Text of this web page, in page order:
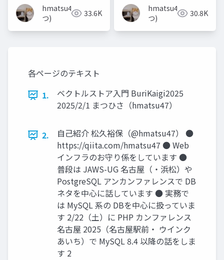
hmatsu47(ま
つ)
33.6K
hmatsu47(ま
つ)
30.8K
各ページのテキスト
1.
ベクトルストア入門 BuriKaigi2025
2025/2/1 まつひさ（hmatsu47）
2.
自己紹介 松久裕保（@hmatsu47） ●
https://qiita.com/hmatsu47 ● Web
インフラのお守り係をしています ●
普段は JAWS-UG 名古屋（・浜松）や
PostgreSQL アンカンファレンスで DB
ネタを中心に話しています ● 実務で
は MySQL 系の DBを中心に扱っていま
す 2/22（土）に PHP カンファレンス
名古屋 2025（名古屋駅前・ ウインク
あいち）で MySQL 8.4 以降の話をしま
す 2